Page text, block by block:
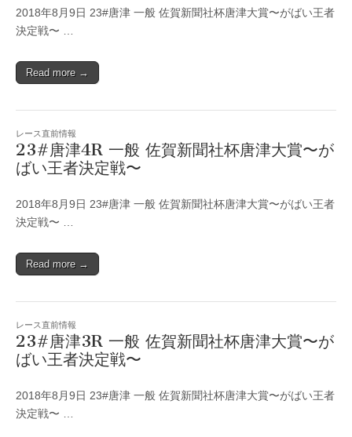
2018年8月9日 23#唐津 一般 佐賀新聞社杯唐津大賞〜がばい王者
決定戦〜 …
Read more →
レース直前情報
23#唐津4R 一般 佐賀新聞社杯唐津大賞〜が
ばい王者決定戦〜
2018年8月9日 23#唐津 一般 佐賀新聞社杯唐津大賞〜がばい王者
決定戦〜 …
Read more →
レース直前情報
23#唐津3R 一般 佐賀新聞社杯唐津大賞〜が
ばい王者決定戦〜
2018年8月9日 23#唐津 一般 佐賀新聞社杯唐津大賞〜がばい王者
決定戦〜 …